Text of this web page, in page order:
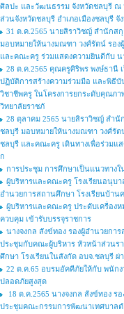
ศิลปะ และวัฒนธรรม จังหวัดชลบุรี ณ
ส่วนจังหวัดชลบุรี อำเภอเมืองชลบุรี
31 ต.ค.2565 นายสิราวิชญ์ สำนักส
มอบหมายให้นางมณฑา วงศ์รัตน์ รอง
และคณะครู ร่วมแสดงความยินดีกับ น
28 ต.ค.2565 คุณครูศิริพร พงษ์ธานี
ปฏิบัติการสร้างความร่วมมือ และพิธี
วิชาชีพครู ในโครงการยกระดับคุณ
วิทยาลัยราชภั
28 ตุลาคม 2565 นายสิราวิชญ์ สำนั
ชลบุรี มอบหมายให้นางมณฑา วงศ์รัต
ชลบุรี และคณะครู เดินทางเพื่อร่วมแ
ก
การประชุม การศึกษาเป็นแนวทา
ผู้บริหารและคณะครู โรงเรียนอนุบ
อำนวยการสถานศึกษา โรงเรียนบ้าน
ผู้บริหารและคณะครู ประดับเครื่อง
ควบคุม เข้ารับบรรจุราชการ
นางจงกล สังข์ทอง รองผู้อำนวยกา
ประชุมกับคณะผู้บริหาร หัวหน้าส่วนร
ศึกษา โรงเรียนในสังกัด อบจ.ชลบุรี ผ่
22 ต.ค.65 อบรมอัคคีภัยให้กับ พนัก
ปลอดภัยสูงสุด
18 ต.ค.2565 นางจงกล สังข์ทอง ร
ประชุมคณะกรรมการพัฒนาเทศบาล